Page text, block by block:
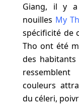
Giang, il y a
nouilles My
spécificité de
Tho ont été
des habitants
couleurs
du céleri,